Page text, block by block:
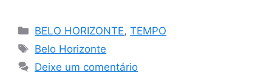
Categorias
BELO HORIZONTE,TEMPO
Tags
Belo Horizonte
Deixe um comentário